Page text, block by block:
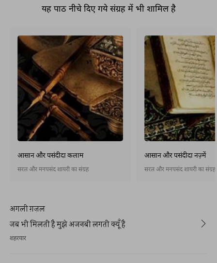
यह पाठ नीचे दिए गये संग्रह में भी शामिल है
आसान और पसंदीदा कलाम
सरल और मनपसंद शायरी का संग्रह
आसान और पसंदीदा नज़्में
सरल और मनपसंद शायरी का संग्रह
अगली ग़ज़ल
जब भी मिलती है मुझे अजनबी लगती क्यूँ है
शहरयार